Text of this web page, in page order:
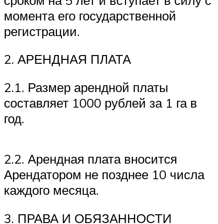
момента его государственной
регистрации.
2. АРЕНДНАЯ ПЛАТА
2.1. Размер арендной платы
составляет 1000 рублей за 1 га в
год.
2.2. Арендная плата вносится
Арендатором не позднее 10 числа
каждого месяца.
3. ПРАВА И ОБЯЗАННОСТИ